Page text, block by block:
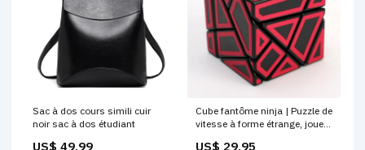
Sac à dos cours simili cuir
noir sac à dos étudiant
US$ 49.99
Cube fantôme ninja | Puzzle de
vitesse à forme étrange, jouet
US$ 29.95